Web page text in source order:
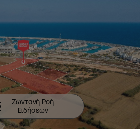
Ζωντανή Ροή
Ειδήσεων